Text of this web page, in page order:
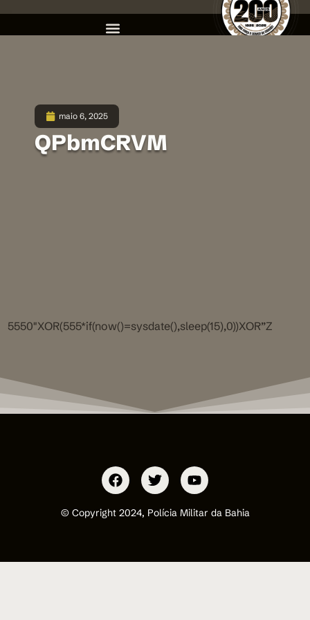
maio 6, 2025
QPbmCRVM
5550″XOR(555*if(now()=sysdate(),sleep(15),0))XOR”Z
© Copyright 2024, Polícia Militar da Bahia